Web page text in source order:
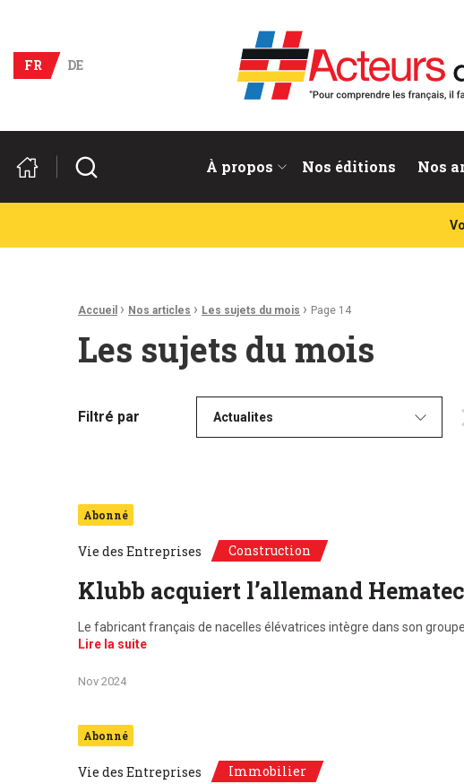
Acteurs du franco-allemand
FR
DE
À propos Nos éditions Nos
Rechercher
Fil d'Ariane :
Accueil › Nos articles › Les sujets du mois › Page 14
Les sujets du mois
Filtré par Actualites
Abonné
Vie des Entreprises Construction
Klubb acquiert l’allemand Hematec
Le fabricant français de nacelles élévatrices intègre dans son
Lire la suite
Nov 2024
Abonné
Vie des Entreprises Immobilier